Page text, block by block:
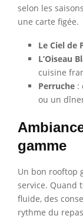
selon les
une carte figée.
Le Ciel de
L’Oiseau
cuisine
Perruche :
ou un
gamme
Un bon rooftop
service. Quand
fluide, des
rythme du